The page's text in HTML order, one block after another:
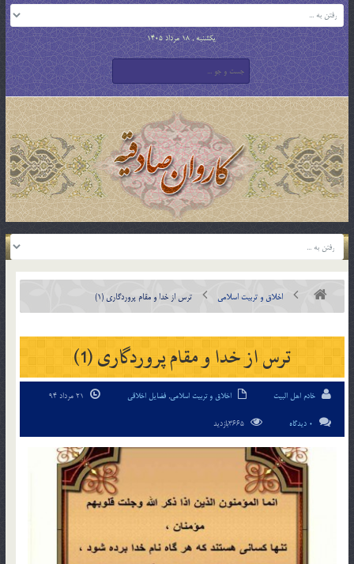
یکشنبه , 18 مرداد 1405
اخلاق و تربیت اسلامی ترس از خدا و مقام پروردگاری (1)
ترس از خدا و مقام پروردگاری (1)
خادم اهل البیت اخلاق و تربیت اسلامی, فضایل اخلاقی
0 دیدگاه